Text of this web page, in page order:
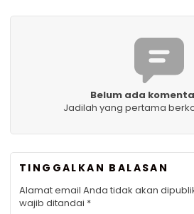
Belum ada
Jadilah yang pertama
TINGGALKAN BALASAN
Alamat email Anda tidak akan
wajib ditandai *